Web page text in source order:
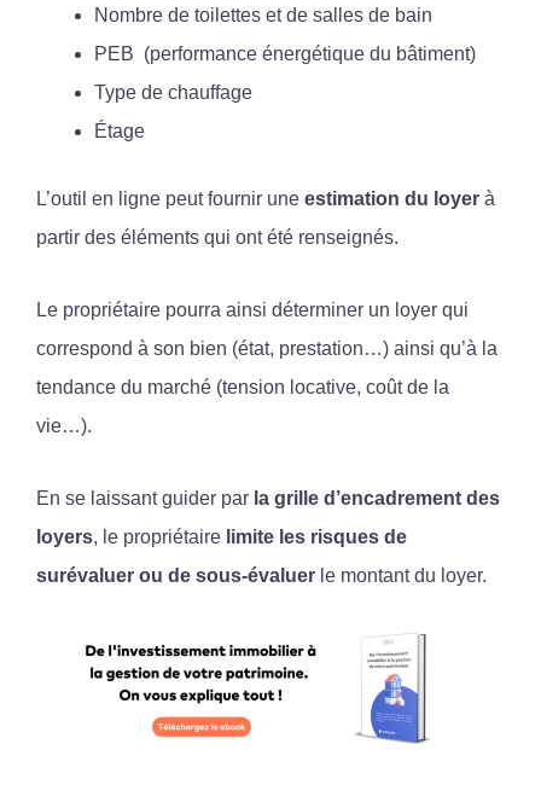
Nombre de toilettes et de salles de bain
PEB (performance énergétique du bâtiment)
Type de chauffage
Étage
L’outil en ligne peut fournir une estimation du loyer à
partir des éléments qui ont été renseignés.
Le propriétaire pourra ainsi déterminer un loyer qui
correspond à son bien (état, prestation…) ainsi qu’à la
tendance du marché (tension locative, coût de la
vie…).
En se laissant guider par la grille d’encadrement des
loyers, le propriétaire limite les risques de
surévaluer ou de sous-évaluer le montant du loyer.